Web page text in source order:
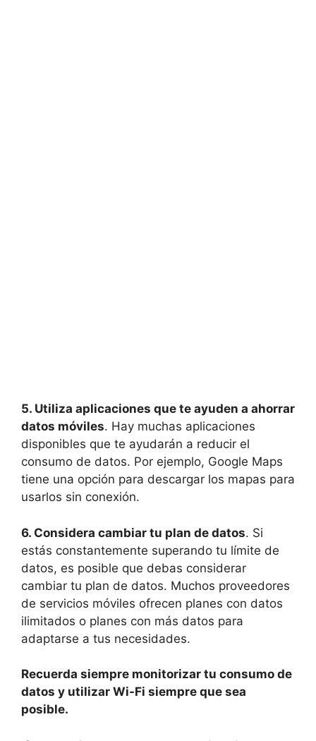
5. Utiliza aplicaciones que te ayuden a ahorrar
datos móviles. Hay muchas aplicaciones
disponibles que te ayudarán a reducir el
consumo de datos. Por ejemplo, Google Maps
tiene una opción para descargar los mapas para
usarlos sin conexión.
6. Considera cambiar tu plan de datos. Si
estás constantemente superando tu límite de
datos, es posible que debas considerar
cambiar tu plan de datos. Muchos proveedores
de servicios móviles ofrecen planes con datos
ilimitados o planes con más datos para
adaptarse a tus necesidades.
Recuerda siempre monitorizar tu consumo de
datos y utilizar Wi-Fi siempre que sea
posible.